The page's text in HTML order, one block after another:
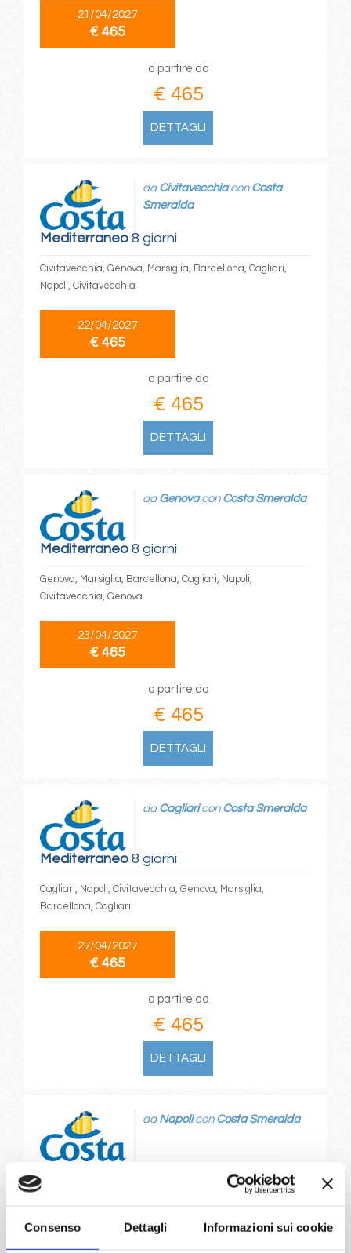
Consenso Dettagli Informazioni sui cookie
21/04/2027
€ 465
a partire da
€ 465
DETTAGLI
Mediterraneo8 giorni
da Civitavecchiacon Costa
Smeralda
Civitavecchia, Genova, Marsiglia, Barcellona, Cagliari,
Napoli, Civitavecchia
22/04/2027
€ 465
a partire da
€ 465
DETTAGLI
Mediterraneo8 giorni
da Genovacon Costa Smeralda
Genova, Marsiglia, Barcellona, Cagliari, Napoli,
Civitavecchia, Genova
23/04/2027
€ 465
a partire da
€ 465
DETTAGLI
Mediterraneo8 giorni
da Cagliaricon Costa Smeralda
Cagliari, Napoli, Civitavecchia, Genova, Marsiglia,
Barcellona, Cagliari
27/04/2027
€ 465
a partire da
€ 465
DETTAGLI
da Napolicon Costa Smeralda